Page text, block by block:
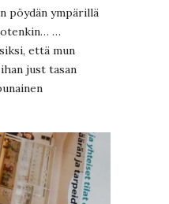
pöydän ympärillä
…
että mun
just tasan